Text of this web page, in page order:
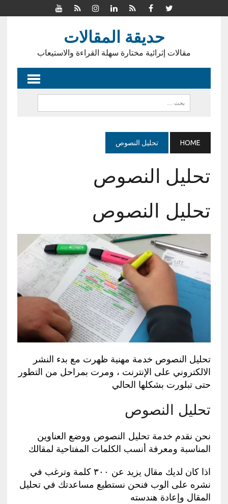
حديقة المقالات
مقالات إثرائية مختارة سهلة القراءة والاستيعاب
HOME تحليل النصوص
تحليل النصوص
تحليل النصوص
تحليل النصوص خدمة مهنية ظهرت مع بدء النشر
الالكتروني على الإنترنت ، ومرت بمراحل من التطور
حتى تبلورت بشكلها الحالي
تحليل النصوص
نحن نقدم خدمة تحليل النصوص ووضع العناوين
المناسبة ومعرفة أنسب الكلمات المفتاحية لمقالك
اذا كان لديك مقال يزيد عن ٣٠٠ كلمة وترغب في
نشره على الوب فنحن نستطيع مساعدتك في تحليل
المقال وإعادة هندسته